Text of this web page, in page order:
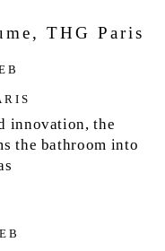
THG Paris
innovation, the
the bathroom into